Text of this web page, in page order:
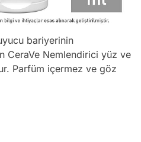
bariyerinin
CeraVe Nemlendirici yüz ve
Parfüm içermez ve göz